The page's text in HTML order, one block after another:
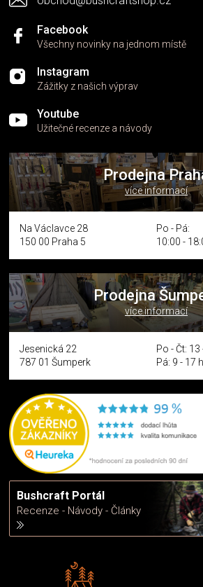
Facebook
Všechny novinky na jednom místě
Instagram
Zážitky z našich výprav
Youtube
Užitečné recenze a návody
Prodejna
více informací
Na Václavce 28
150 00 Praha 5
Po - Pá:
10:00 -
Prodejna
více informací
Jesenická 22
787 01 Šumperk
Po - Čt: 13
Pá: 9 - 17
Bushcraft Portál
Recenze - Návody - Články